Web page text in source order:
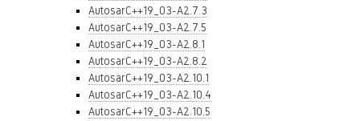
AutosarC++19_03-A2.7.3
AutosarC++19_03-A2.7.5
AutosarC++19_03-A2.8.1
AutosarC++19_03-A2.8.2
AutosarC++19_03-A2.10.1
AutosarC++19_03-A2.10.4
AutosarC++19_03-A2.10.5